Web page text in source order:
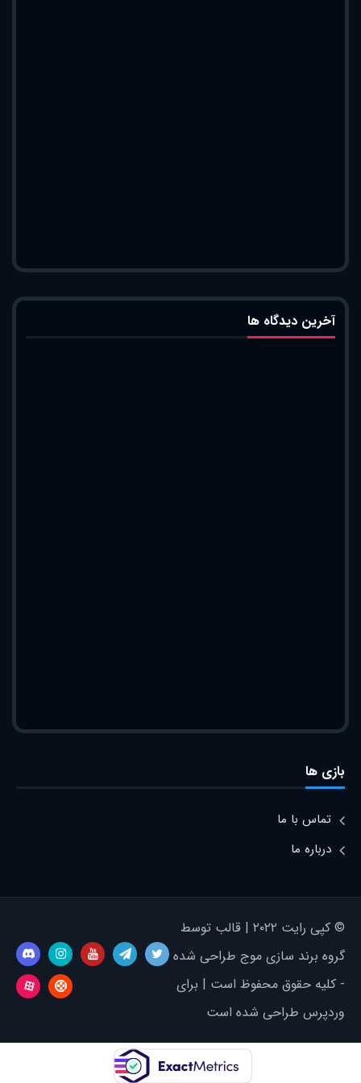
آخرین دیدگاه ها
بازی ها
تماس با ما
درباره ما
© کپی رایت ۲۰۲۲ | قالب توسط
گروه برند سازی موج طراحی شده
- کلیه حقوق محفوظ است | برای
وردپرس طراحی شده است